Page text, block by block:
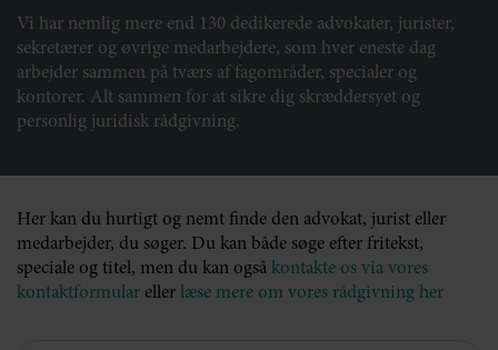
Vi har nemlig mere end 130 dedikerede advokater, jurister,
sekretærer og øvrige medarbejdere, som hver eneste dag
arbejder sammen på tværs af fagområder, specialer og
kontorer. Alt sammen for at sikre dig skræddersyet og
personlig juridisk rådgivning.
Her kan du hurtigt og nemt finde den advokat, jurist eller
medarbejder, du søger. Du kan både søge efter fritekst,
speciale og titel, men du kan også kontakte os via vores
kontaktformular eller læse mere om vores rådgivning her